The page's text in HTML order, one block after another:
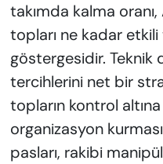
takımda kalma
topları ne kadar etkili
göstergesidir. Teknik
tercihlerini net bir
topların kontrol altına
organizasyon
pasları, rakibi